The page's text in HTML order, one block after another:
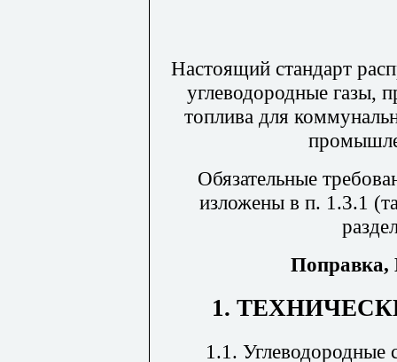
Настоящий стандарт
углеводородные газы,
топлива для
Обязательные
изложены в п. 1.3.1
Поправка,
1.
1.1.